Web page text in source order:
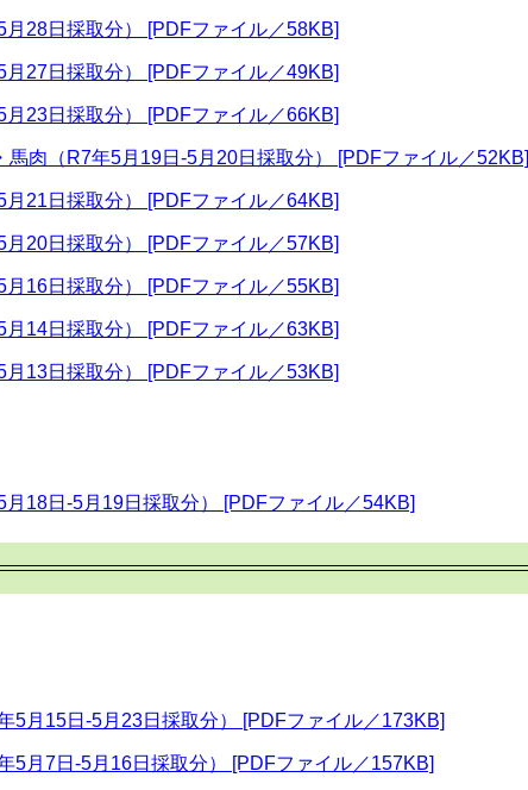
月28日採取分） [PDFファイル／58KB]
月27日採取分） [PDFファイル／49KB]
月23日採取分） [PDFファイル／66KB]
馬肉（R7年5月19日-5月20日採取分） [PDFファイル／52KB]
月21日採取分） [PDFファイル／64KB]
月20日採取分） [PDFファイル／57KB]
月16日採取分） [PDFファイル／55KB]
月14日採取分） [PDFファイル／63KB]
月13日採取分） [PDFファイル／53KB]
月18日-5月19日採取分） [PDFファイル／54KB]
5月15日-5月23日採取分） [PDFファイル／173KB]
5月7日-5月16日採取分） [PDFファイル／157KB]